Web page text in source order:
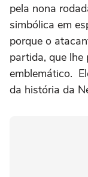
pela nona
simbólica em
porque o
partida, que
emblemático.
da história da